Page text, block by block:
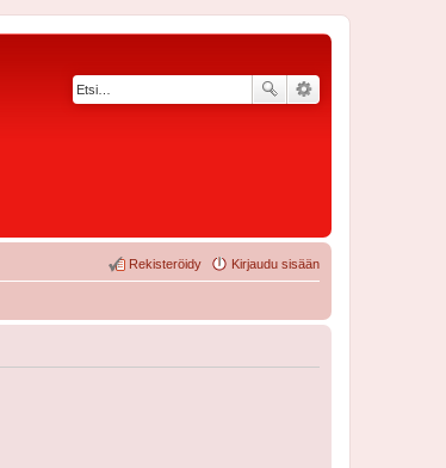
Kirjaudu sisään
Rekisteröidy